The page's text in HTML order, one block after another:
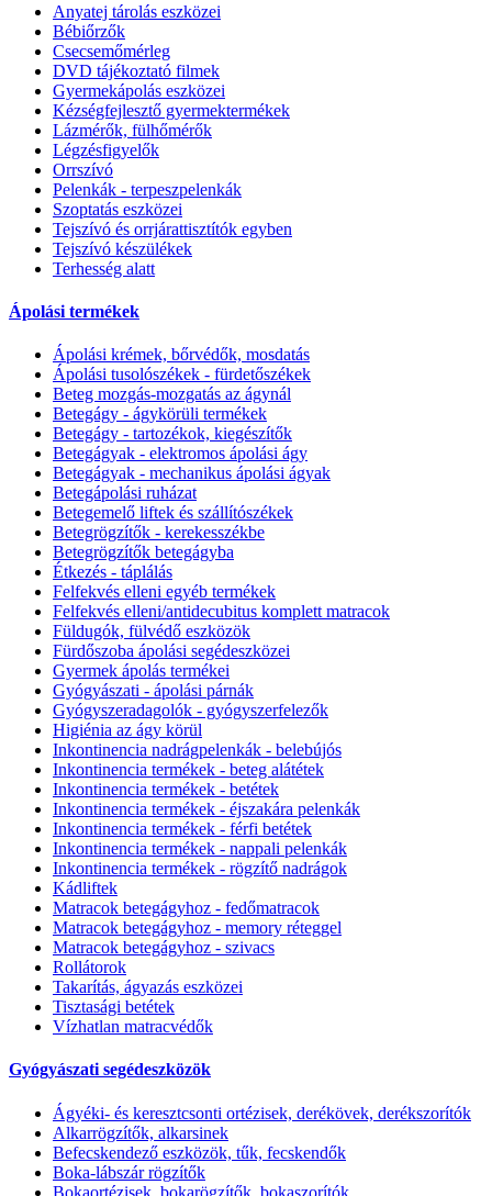
Anyatej tárolás eszközei
Bébiőrzők
Csecsemőmérleg
DVD tájékoztató filmek
Gyermekápolás eszközei
Kézségfejlesztő gyermektermékek
Lázmérők, fülhőmérők
Légzésfigyelők
Orrszívó
Pelenkák - terpeszpelenkák
Szoptatás eszközei
Tejszívó és orrjárattisztítók egyben
Tejszívó készülékek
Terhesség alatt
Ápolási termékek
Ápolási krémek, bőrvédők, mosdatás
Ápolási tusolószékek - fürdetőszékek
Beteg mozgás-mozgatás az ágynál
Betegágy - ágykörüli termékek
Betegágy - tartozékok, kiegészítők
Betegágyak - elektromos ápolási ágy
Betegágyak - mechanikus ápolási ágyak
Betegápolási ruházat
Betegemelő liftek és szállítószékek
Betegrögzítők - kerekesszékbe
Betegrögzítők betegágyba
Étkezés - táplálás
Felfekvés elleni egyéb termékek
Felfekvés elleni/antidecubitus komplett matracok
Füldugók, fülvédő eszközök
Fürdőszoba ápolási segédeszközei
Gyermek ápolás termékei
Gyógyászati - ápolási párnák
Gyógyszeradagolók - gyógyszerfelezők
Higiénia az ágy körül
Inkontinencia nadrágpelenkák - belebújós
Inkontinencia termékek - beteg alátétek
Inkontinencia termékek - betétek
Inkontinencia termékek - éjszakára pelenkák
Inkontinencia termékek - férfi betétek
Inkontinencia termékek - nappali pelenkák
Inkontinencia termékek - rögzítő nadrágok
Kádliftek
Matracok betegágyhoz - fedőmatracok
Matracok betegágyhoz - memory réteggel
Matracok betegágyhoz - szivacs
Rollátorok
Takarítás, ágyazás eszközei
Tisztasági betétek
Vízhatlan matracvédők
Gyógyászati segédeszközök
Ágyéki- és keresztcsonti ortézisek, derékövek, derékszorítók
Alkarrögzítők, alkarsinek
Befecskendező eszközök, tűk, fecskendők
Boka-lábszár rögzítők
Bokaortézisek, bokarögzítők, bokaszorítók